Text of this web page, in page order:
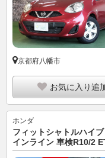
京都府八幡市
お気に入り追
ホンダ
フィットシャトルハイ
インライン 車検R10/2